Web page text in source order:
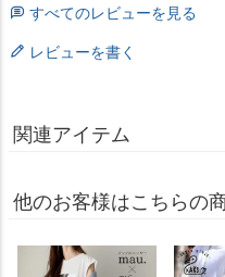
すべてのレビューを見る
レビューを書く
関連アイテム
他のお客様はこちらの